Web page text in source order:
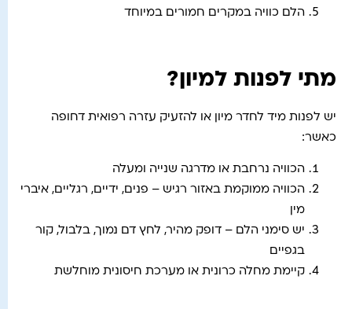
הלם כוויה במקרים חמורים במיוחד
מתי לפנות למיון?
יש לפנות מיד לחדר מיון או להזעיק עזרה רפואית דחופה
כאשר:
הכוויה נרחבת או מדרגה שנייה ומעלה
הכוויה ממוקמת באזור רגיש – פנים, ידיים, רגליים, איברי
מין
יש סימני הלם – דופק מהיר, לחץ דם נמוך, בלבול, קור
בגפיים
קיימת מחלה כרונית או מערכת חיסונית מוחלשת